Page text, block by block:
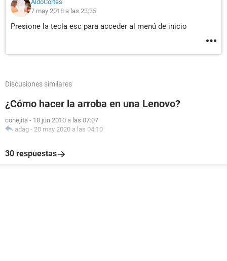
AldoCortes
7 may 2018 a las 23:35
Presione la tecla esc para acceder al menú de inicio
Discusiones similares
¿Cómo hacer la arroba en una Lenovo?
conejita - 18 jun 2010 a las 07:07
adag - 20 may 2020 a las 04:10
30 respuestas